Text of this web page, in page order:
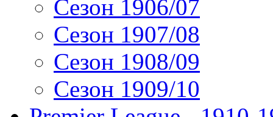
Сезон 1906/07
Сезон 1907/08
Сезон 1908/09
Сезон 1909/10